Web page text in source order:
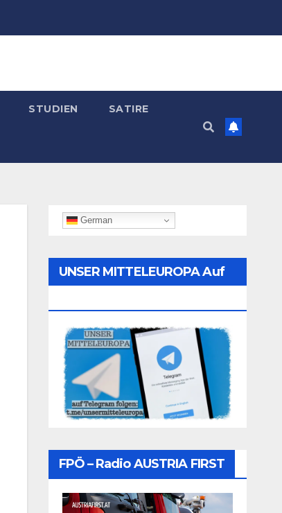
STUDIEN SATIRE
German
UNSER MITTELEUROPA Auf
FPÖ – Radio AUSTRIA FIRST